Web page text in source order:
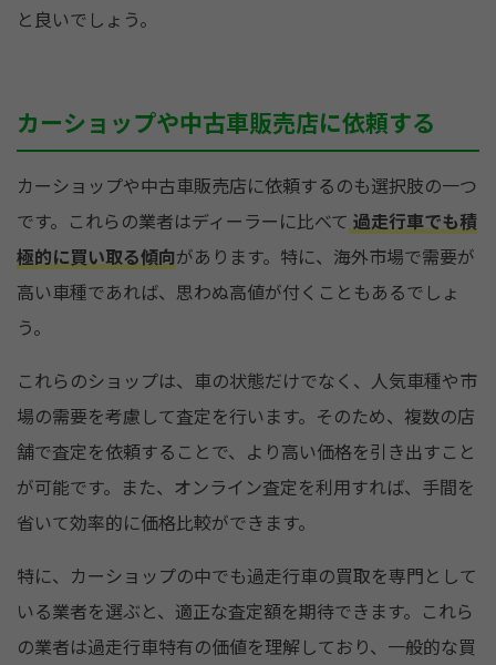
と良いでしょう。
カーショップや中古車販売店に依頼する
カーショップや中古車販売店に依頼するのも選択肢の一つ
です。これらの業者はディーラーに比べて 過走行車でも積
極的に買い取る傾向があります。特に、海外市場で需要が
高い車種であれば、思わぬ高値が付くこともあるでしょ
う。
これらのショップは、車の状態だけでなく、人気車種や市
場の需要を考慮して査定を行います。そのため、複数の店
舗で査定を依頼することで、より高い価格を引き出すこと
が可能です。また、オンライン査定を利用すれば、手間を
省いて効率的に価格比較ができます。
特に、カーショップの中でも過走行車の買取を専門として
いる業者を選ぶと、適正な査定額を期待できます。これら
の業者は過走行車特有の価値を理解しており、一般的な買